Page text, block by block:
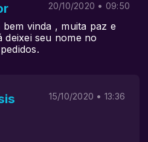
20/10/2020 • 09:50
bem vinda , muita paz e
seu nome no
15/10/2020 • 13:36